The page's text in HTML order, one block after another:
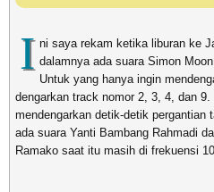
I ni saya rekam ketika liburan ke
dalamnya ada suara Simon
Untuk yang hanya ingin
dengarkan track nomor 2, 3, 4, dan
mendengarkan detik-detik pergantian
ada suara Yanti Bambang Rahmadi
Ramako saat itu masih di frekuensi